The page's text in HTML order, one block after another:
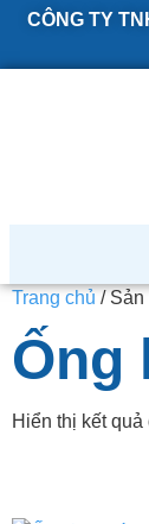
CÔNG TY
Trang chủ / Sản
Ống
Hiển thị kết quả